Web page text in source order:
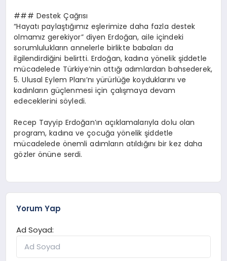
### Destek Çağrısı
“Hayatı paylaştığımız eşlerimize daha fazla destek
olmamız gerekiyor” diyen Erdoğan, aile içindeki
sorumlulukların annelerle birlikte babaları da
ilgilendirdiğini belirtti. Erdoğan, kadına yönelik şiddetle
mücadelede Türkiye’nin attığı adımlardan bahsederek,
5. Ulusal Eylem Planı’nı yürürlüğe koyduklarını ve
kadınların güçlenmesi için çalışmaya devam
edeceklerini söyledi.
Recep Tayyip Erdoğan’ın açıklamalarıyla dolu olan
program, kadına ve çocuğa yönelik şiddetle
mücadelede önemli adımların atıldığını bir kez daha
gözler önüne serdi.
Yorum Yap
Ad Soyad: